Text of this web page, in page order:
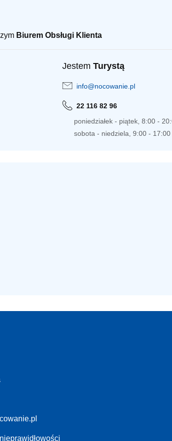
Biurem Obsługi Klienta
Jestem Turystą
info@nocowanie.pl
22 116 82 96
poniedziałek - piątek, 8:00 -
sobota - niedziela, 9:00 - 17:00